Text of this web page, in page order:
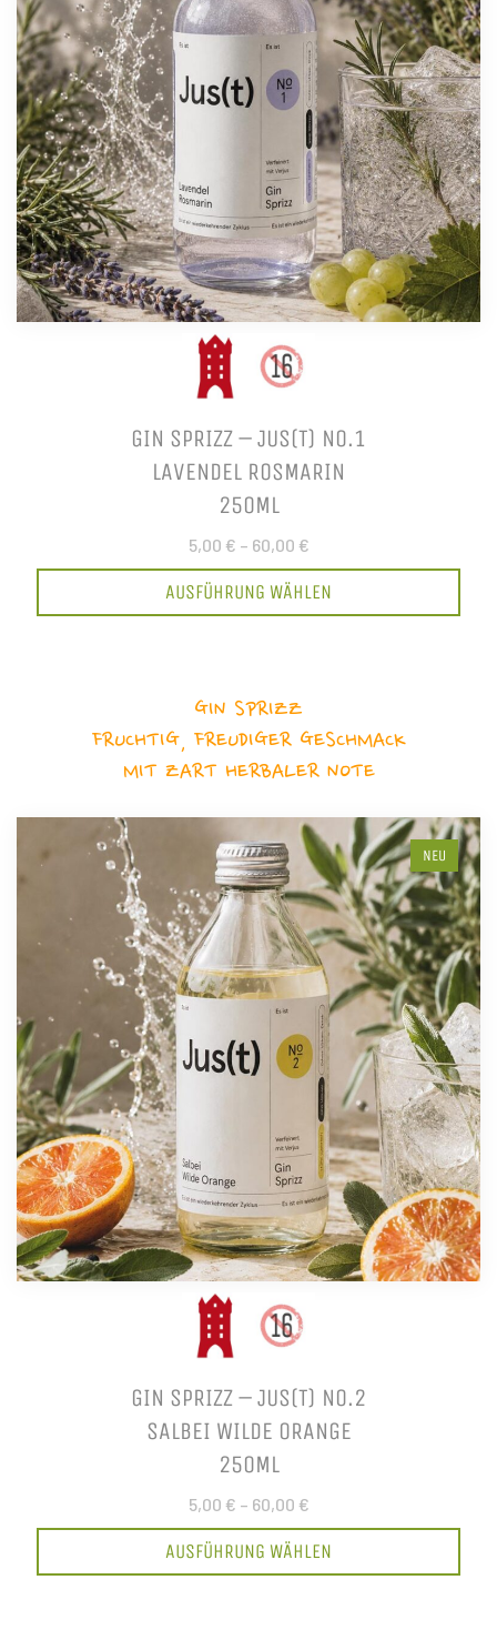
GIN SPRIZZ – JUS(T) NO.1
LAVENDEL ROSMARIN
250ML
5,00 € – 60,00 €
AUSFÜHRUNG WÄHLEN
GIN SPRIZZ
FRUCHTIG, FREUDIGER GESCHMACK
MIT ZART HERBALER NOTE
NEU
GIN SPRIZZ – JUS(T) NO.2
SALBEI WILDE ORANGE
250ML
5,00 € – 60,00 €
AUSFÜHRUNG WÄHLEN